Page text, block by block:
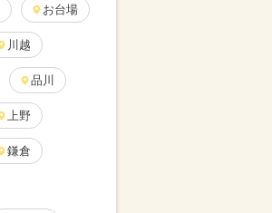
お台場
川越
品川
上野
鎌倉